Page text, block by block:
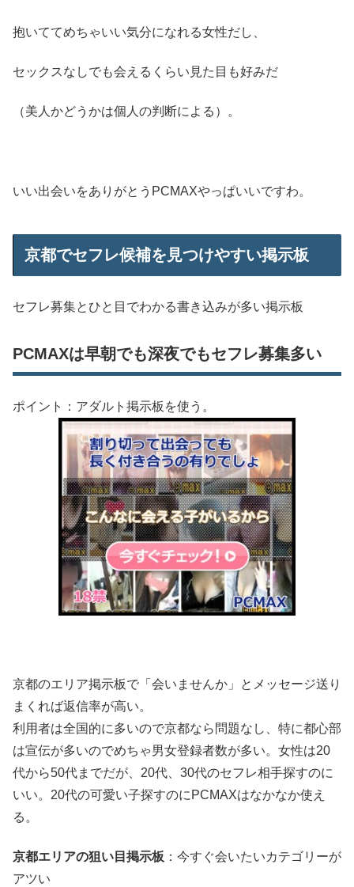
抱いててめちゃいい気分になれる女性だし、
セックスなしでも会えるくらい見た目も好みだ
（美人かどうかは個人の判断による）。
いい出会いをありがとうPCMAXやっぱいいですわ。
京都でセフレ候補を見つけやすい掲示板
セフレ募集とひと目でわかる書き込みが多い掲示板
PCMAXは早朝でも深夜でもセフレ募集多い
ポイント：アダルト掲示板を使う。
京都のエリア掲示板で「会いませんか」とメッセージ送り
まくれば返信率が高い。
利用者は全国的に多いので京都なら問題なし、特に都心部
は宣伝が多いのでめちゃ男女登録者数が多い。女性は20
代から50代までだが、20代、30代のセフレ相手探すのに
いい。20代の可愛い子探すのにPCMAXはなかなか使え
る。
京都エリアの狙い目掲示板 ：今すぐ会いたいカテゴリーが
アツい